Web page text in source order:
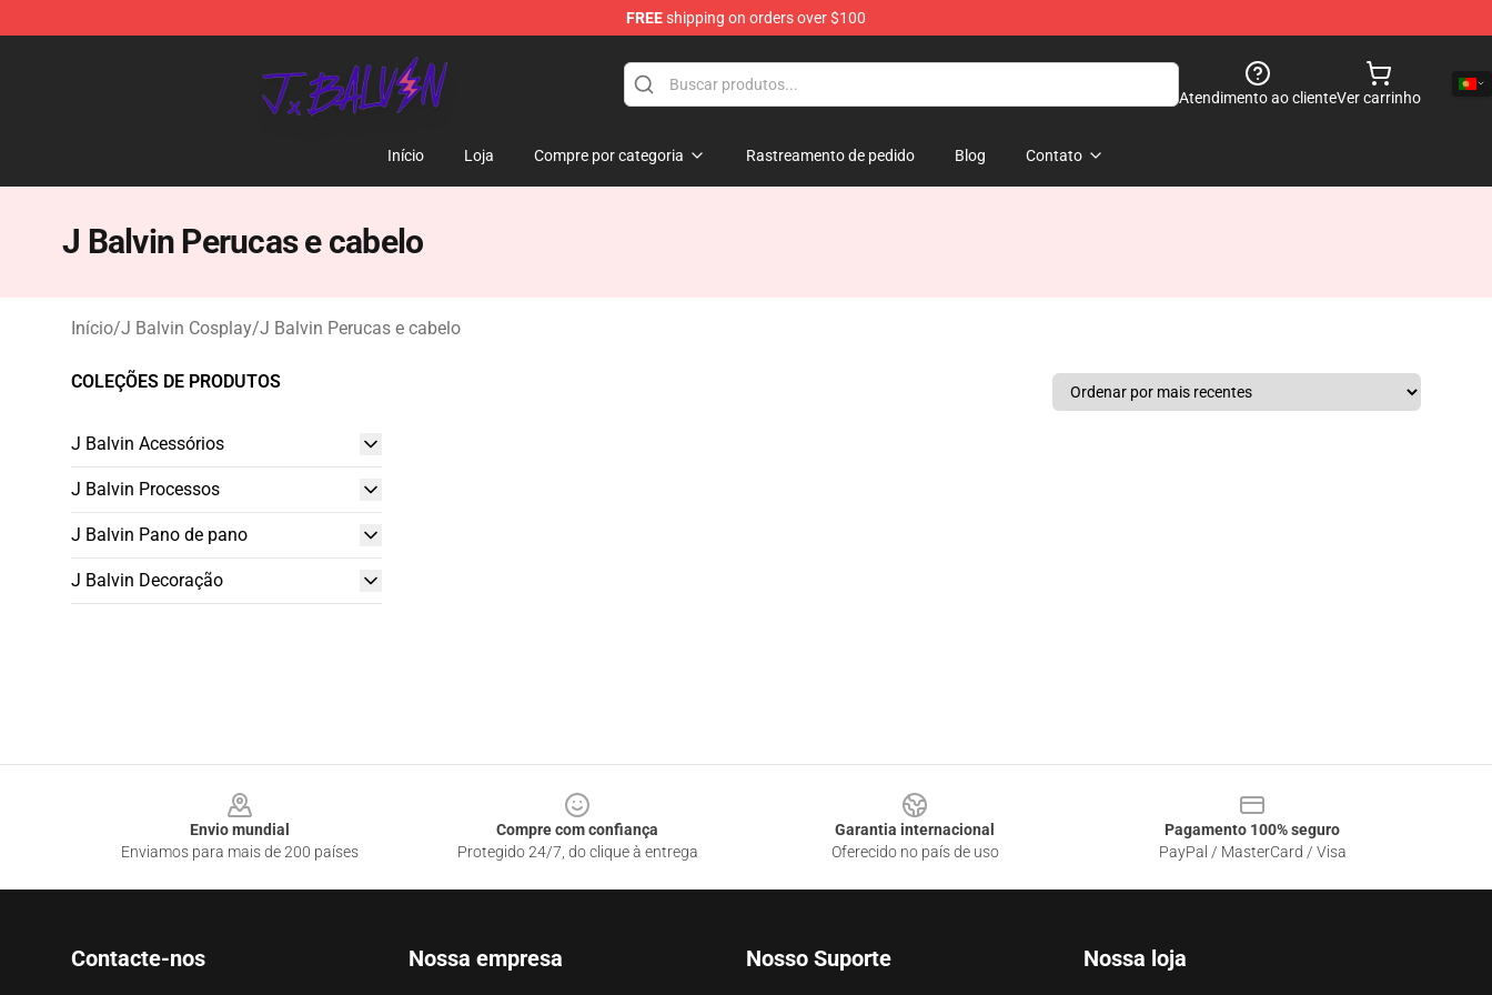
FREEshipping on orders over $100
J Balvin Store - Official J Balvin Merchandise Shop
Atendimento ao clienteVer carrinho
Início Loja Compre por categoria Rastreamento de pedido Blog Contato
J Balvin Perucas e cabelo
Início/J Balvin Cosplay/J Balvin Perucas e cabelo
COLEÇÕES DE PRODUTOS
J Balvin Acessórios
J Balvin Processos
J Balvin Pano de pano
J Balvin Decoração
Envio mundial
Enviamos para mais de 200 países
Compre com confiança
Protegido 24/7, do clique à entrega
Garantia internacional
Oferecido no país de uso
Pagamento 100% seguro
PayPal / MasterCard / Visa
Contacte-nos Nossa empresa Nosso Suporte Nossa loja